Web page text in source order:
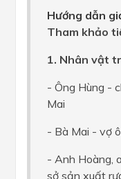
Hướng dẫn
Tham khảo
1. Nhân vật
- Ông Hùng -
Mai
- Bà Mai - vợ
- Anh Hoàng,
sở sản xuất